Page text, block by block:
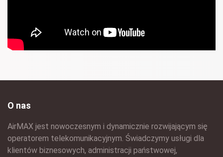
O nas
AirMAX jest nowoczesnym i dynamicznie rozwijającym się
operatorem telekomunikacyjnym. Świadczymy usługi dla
klientów biznesowych, administracji państwowej,